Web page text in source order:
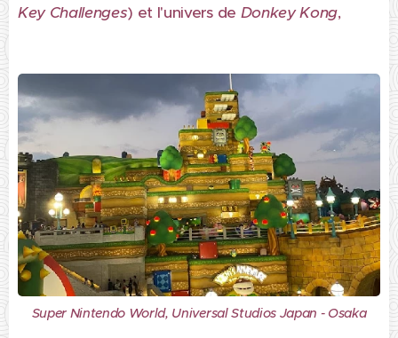
Key Challenges) et l'univers de Donkey Kong,
Super Nintendo World, Universal Studios Japan - Osaka